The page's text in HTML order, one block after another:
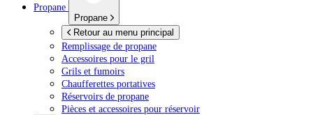
Propane
Propane
Retour au menu principal
Remplissage de propane
Accessoires pour le gril
Grils et fumoirs
Chaufferettes portatives
Réservoirs de propane
Pièces et accessoires pour réservoir